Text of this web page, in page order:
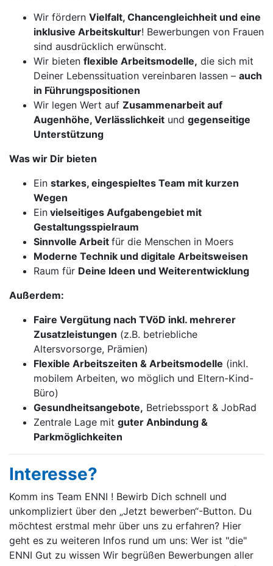
Wir fördern Vielfalt, Chancengleichheit und eine
inklusive Arbeitskultur! Bewerbungen von Frauen
sind ausdrücklich erwünscht.
Wir bieten flexible Arbeitsmodelle, die sich mit
Deiner Lebenssituation vereinbaren lassen – auch
in Führungspositionen
Wir legen Wert auf Zusammenarbeit auf
Augenhöhe, Verlässlichkeit und gegenseitige
Unterstützung
Was wir Dir bieten
Ein starkes, eingespieltes Team mit kurzen
Wegen
Ein vielseitiges Aufgabengebiet mit
Gestaltungsspielraum
Sinnvolle Arbeit für die Menschen in Moers
Moderne Technik und digitale Arbeitsweisen
Raum für Deine Ideen und Weiterentwicklung
Außerdem:
Faire Vergütung nach TVöD inkl. mehrerer
Zusatzleistungen (z.B. betriebliche
Altersvorsorge, Prämien)
Flexible Arbeitszeiten & Arbeitsmodelle (inkl.
mobilem Arbeiten, wo möglich und Eltern-Kind-
Büro)
Gesundheitsangebote, Betriebssport & JobRad
Zentrale Lage mit guter Anbindung &
Parkmöglichkeiten
Interesse?
Komm ins Team ENNI ! Bewirb Dich schnell und
unkompliziert über den „Jetzt bewerben“-Button. Du
möchtest erstmal mehr über uns zu erfahren? Hier
geht es zu weiteren Infos rund um uns: Wer ist "die"
ENNI Gut zu wissen Wir begrüßen Bewerbungen aller